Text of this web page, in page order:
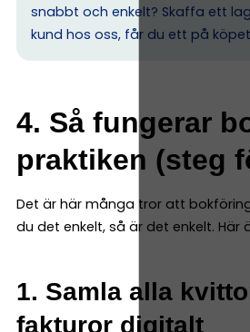
snabbt och enkelt? Skaffa ett
kund hos oss, får du ett på
4. Så fungerar
praktiken (steg
Det är här många tror att
du det enkelt, så är det enkelt. Här
1. Samla alla
fakturor digitalt